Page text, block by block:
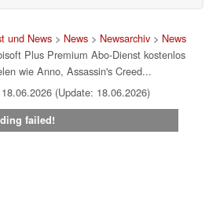
und News> News> Newsarchiv> News
Plus Premium Abo-Dienst kostenlos
wie Anno, Assassin's Creed...
(Update: 18.06.2026)
failed!